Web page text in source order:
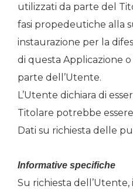
utilizzati da parte del
fasi propedeutiche alla
instaurazione per la
di questa Applicazione o
parte dell’Utente.
L’Utente dichiara di
Titolare potrebbe
Dati su richiesta delle
Informative specifiche
Su richiesta